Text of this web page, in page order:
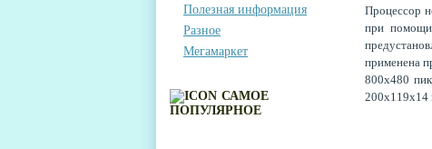
Полезная информация
Разное
Мегамаркет
САМОЕ
ПОПУЛЯРНОЕ
Процессор
при
применена
800х480
200х119х14